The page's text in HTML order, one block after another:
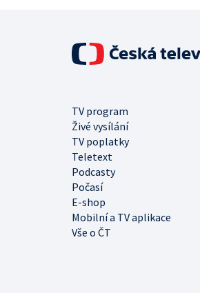
TV program
Živé vysílání
TV poplatky
Teletext
Podcasty
Počasí
E-shop
Mobilní a TV aplikace
Vše o ČT